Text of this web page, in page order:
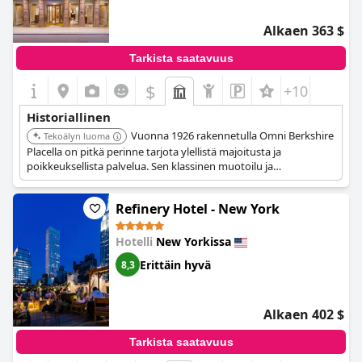
Alkaen 363 $
Tarkista saatavuus
$ +10
Historiallinen
Tekoälyn luoma
Vuonna 1926 rakennetulla Omni Berkshire
Placella on pitkä perinne tarjota ylellistä majoitusta ja
poikkeuksellista palvelua. Sen klassinen muotoilu ja
ensiluokkainen sijainti Midtown Manhattanilla tekevät siitä
merkittävän osan New Yorkin hotellihistoriaa.
Refinery Hotel - New York
Hotelli New Yorkissa
8,3 Erittäin hyvä
Alkaen 402 $
Tarkista saatavuus